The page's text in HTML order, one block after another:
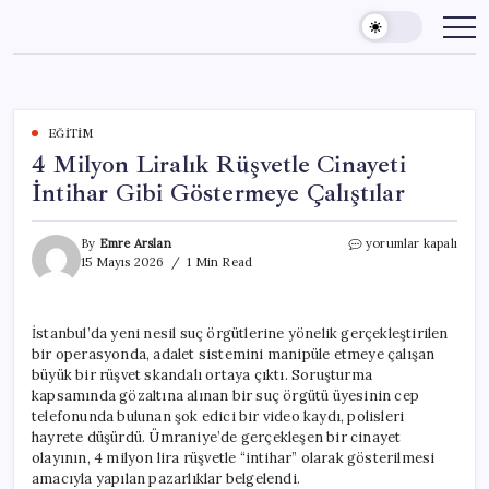
content
EĞITIM
4 Milyon Liralık Rüşvetle Cinayeti
İntihar Gibi Göstermeye Çalıştılar
By Emre Arslan
15 Mayıs 2026
1 Min Read
4
İntihar
Gibi
Göstermeye
Çalıştılar
için
yorumlar kapalı
İstanbul’da yeni nesil suç örgütlerine yönelik gerçekleştirilen
bir operasyonda, adalet sistemini manipüle etmeye çalışan
büyük bir rüşvet skandalı ortaya çıktı. Soruşturma
kapsamında gözaltına alınan bir suç örgütü üyesinin cep
telefonunda bulunan şok edici bir video kaydı, polisleri
hayrete düşürdü. Ümraniye’de gerçekleşen bir cinayet
olayının, 4 milyon lira rüşvetle “intihar” olarak gösterilmesi
amacıyla yapılan pazarlıklar belgelendi.